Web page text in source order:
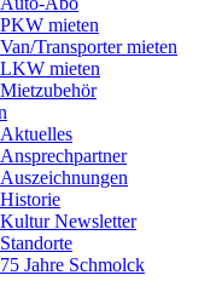
PKW mieten
Van/Transporter mieten
LKW mieten
Mietzubehör
Aktuelles
Ansprechpartner
Auszeichnungen
Historie
Kultur Newsletter
Standorte
75 Jahre Schmolck